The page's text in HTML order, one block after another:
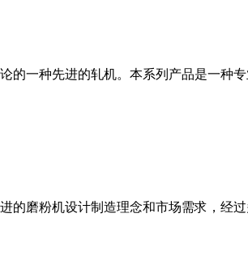
的一种先进的轧机。本系列产品是一种
的磨粉机设计制造理念和市场需求，经